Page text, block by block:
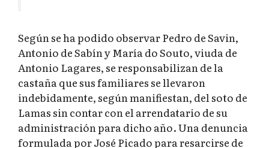
Según se ha podido observar Pedro de Savin,
Antonio de Sabín y María do Souto, viuda de
Antonio Lagares, se responsabilizan de la
castaña que sus familiares se llevaron
indebidamente, según manifiestan, del soto de
Lamas sin contar con el arrendatario de su
administración para dicho año. Una denuncia
formulada por José Picado para resarcirse de